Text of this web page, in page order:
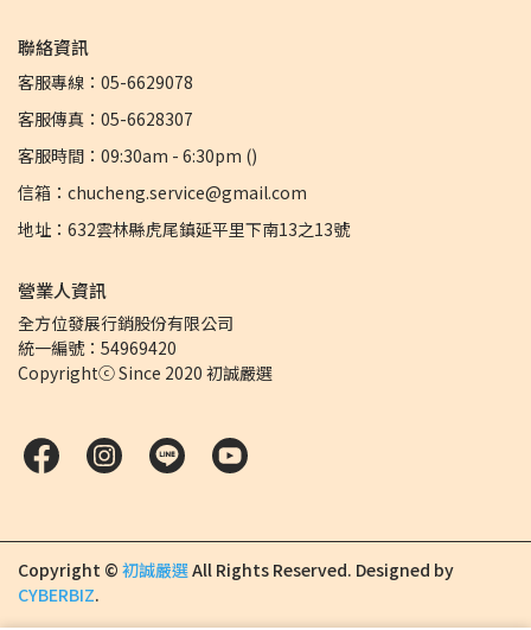
聯絡資訊
客服專線：05-6629078
客服傳真：05-6628307
客服時間：09:30am - 6:30pm ()
信箱：chucheng.service@gmail.com
地址：632雲林縣虎尾鎮延平里下南13之13號
營業人資訊
全方位發展行銷股份有限公司
統一編號：54969420
Copyrightⓒ Since 2020 初誠嚴選
Copyright © 初誠嚴選All Rights Reserved. Designed by
CYBERBIZ.